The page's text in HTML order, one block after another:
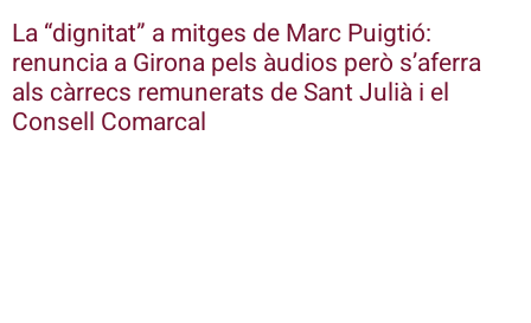
La “dignitat” a mitges de Marc Puigtió:
renuncia a Girona pels àudios però s’aferra
als càrrecs remunerats de Sant Julià i el
Consell Comarcal